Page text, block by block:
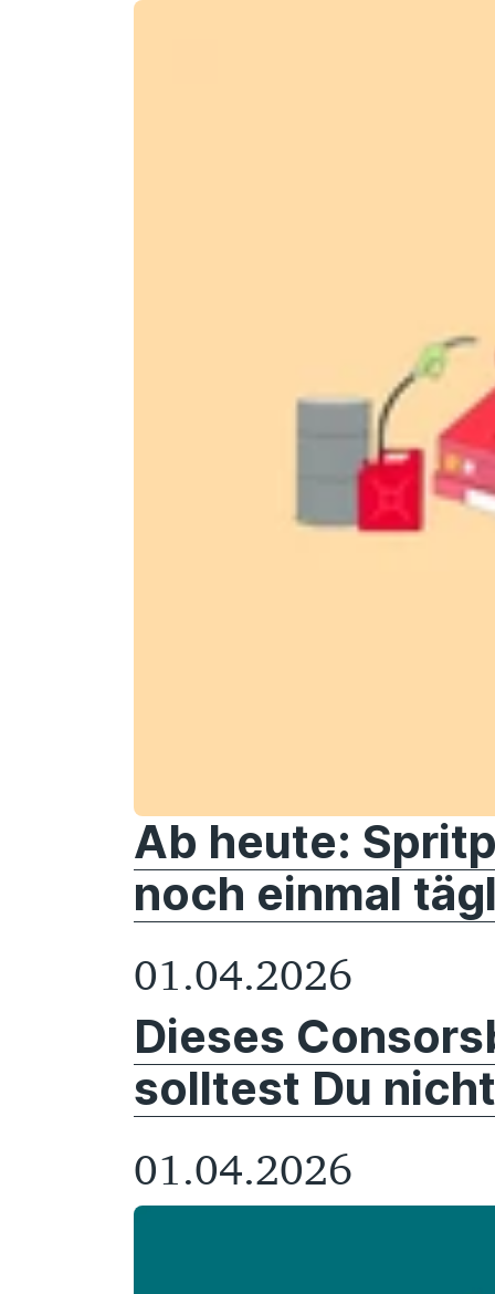
Ab heute:
noch einmal
01.04.2026
Dieses
solltest Du
01.04.2026